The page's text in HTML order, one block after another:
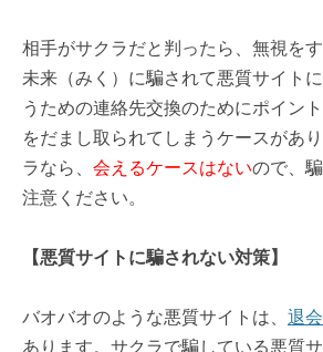
相手がサクラだと判ったら、無視をす
未来（みく）に騙されて悪質サイト
うための連絡先交換のためにポイン
をだまし取られてしまうケースがあ
ラなら、 会えるケースはないので、
注意ください。
【悪質サイトに騙されない対策】
バオバオのような悪質サイトは、 退
あります。サクラで騙している悪質